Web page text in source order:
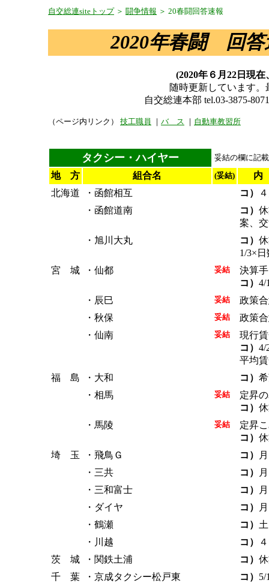
自交総連siteトップ＞ 闘争情報 ＞ 20春闘回答速報
2020年春闘 回答
(2020年６月22日現
随時更新しています
自交総連本部 tel.03-3875-
（ページ内リンク） 技工職員 ｜ バ ス ｜ 自動車教習所
タクシー・ハイヤー 妥結の欄に記
地 方 組合名 (妥結)
内
北海道
・函館相互 コ）
・函館道南
コ）
案、
・旭川大丸
コ）
1/3×
宮 城
・仙都 妥結
決算
コ） 4/
・辰巳
妥結
政策
・秋保
妥結
政策
・仙南
妥結
現行
コ） 4/
平均
福 島
・大和 コ）
・相馬
妥結
定昇
コ）
・馬陵
妥結
定昇
コ）
埼 玉
・飛鳥Ｇ コ）
・三共
コ）
・三和富士
コ）
・ダイヤ
コ）
・鶴瀬
コ）
・川越
コ）
茨 城
・関鉄土浦 コ）
千 葉
・京成タクシー松戸東 コ） 5/